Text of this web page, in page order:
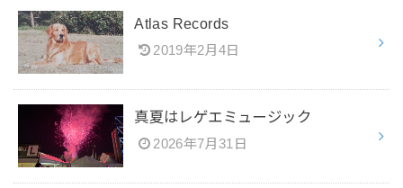
Atlas Records
2019年2月4日
真夏はレゲエミュージック
2026年7月31日